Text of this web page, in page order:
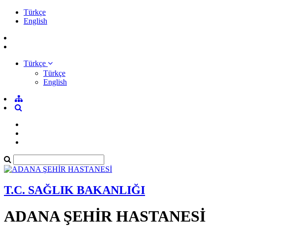
Türkçe
English
Türkçe
Türkçe
English
T.C. SAĞLIK BAKANLIĞI
ADANA ŞEHİR HASTANESİ